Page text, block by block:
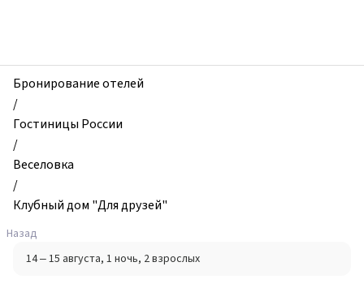
Клубный
дом
"Для
друзей",
Веселовка,
Россия
Бронирование отелей
/
Гостиницы России
/
Веселовка
/
Клубный дом "Для друзей"
Назад
14 – 15 августа, 1 ночь, 2 взрослых